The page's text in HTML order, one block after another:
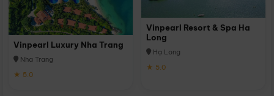
Vinpearl Luxury Nha Trang
Nha Trang
★ 5.0
Vinpearl Resort & Spa Ha
Long
Hạ Long
★ 5.0